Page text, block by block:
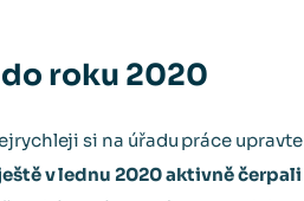
roku 2020
si na úřadu práce upravte
v lednu 2020 aktivně čerpali